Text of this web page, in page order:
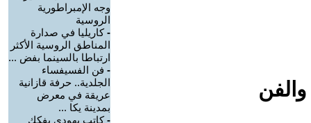
وجه الإمبراطورية
الروسية
-كاريليا في صدارة
المناطق الروسية الأكثر
ارتباطا بالسينما بفض ...
- فن الفسيفساء
الجلدية.. حرفة قازانية
عريقة في معرض
بمدينة يكا ...
-كاتب يهودي يفكك